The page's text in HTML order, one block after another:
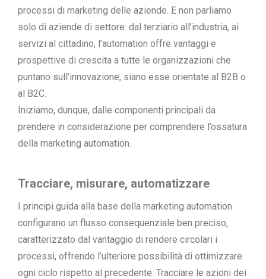
processi di marketing delle aziende. E non parliamo
solo di aziende di settore: dal terziario all’industria, ai
servizi al cittadino, l’automation offre vantaggi e
prospettive di crescita a tutte le organizzazioni che
puntano sull’innovazione, siano esse orientate al B2B o
al B2C.
Iniziamo, dunque, dalle componenti principali da
prendere in considerazione per comprendere l’ossatura
della marketing automation.
Tracciare, misurare, automatizzare
I principi guida alla base della marketing automation
configurano un flusso consequenziale ben preciso,
caratterizzato dal vantaggio di rendere circolari i
processi, offrendo l’ulteriore possibilità di ottimizzare
ogni ciclo rispetto al precedente. Tracciare le azioni dei